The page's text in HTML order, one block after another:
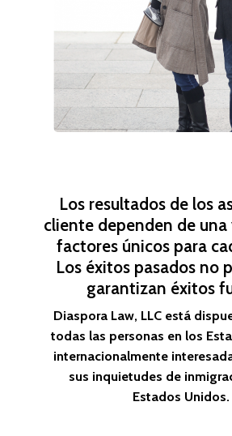
Los resultados de los
cliente dependen de una
factores únicos para
Los éxitos pasados no
garantizan éxitos
Diaspora Law, LLC está
todas las personas en los
internacionalmente
sus inquietudes de
Estados Unidos.